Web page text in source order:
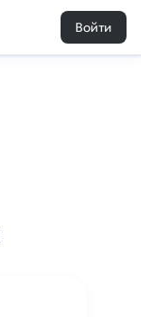
Войти
6 0